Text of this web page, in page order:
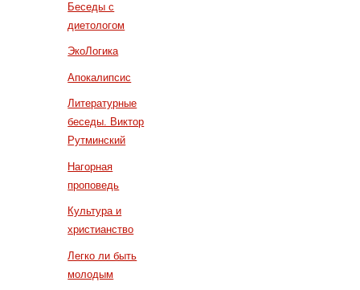
Беседы с
диетологом
ЭкоЛогика
Апокалипсис
Литературные
беседы. Виктор
Рутминский
Нагорная
проповедь
Культура и
христианство
Легко ли быть
молодым